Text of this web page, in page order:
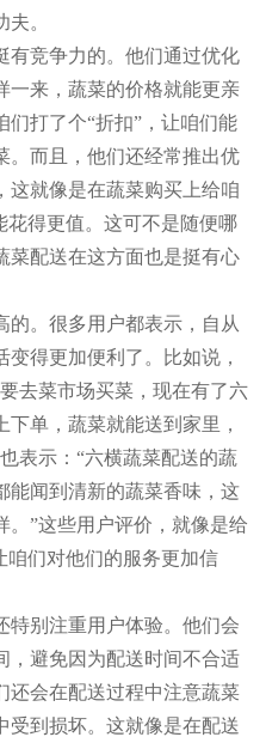
。
有竞争力的。他们通过优化
一来，蔬菜的价格就能更亲
们打了个“折扣”，让咱们能
。而且，他们还经常推出优
这就像是在蔬菜购买上给咱
花得更值。这可不是随便哪
菜配送在这方面也是挺有心
的。很多用户都表示，自从
得更加便利了。比如说，
去菜市场买菜，现在有了六
单，蔬菜就能送到家里，
表示：“六横蔬菜配送的蔬
能闻到清新的蔬菜香味，这
。”这些用户评价，就像是给
咱们对他们的服务更加信
特别注重用户体验。他们会
，避免因为配送时间不合适
还会在配送过程中注意蔬菜
受到损坏。这就像是在配送